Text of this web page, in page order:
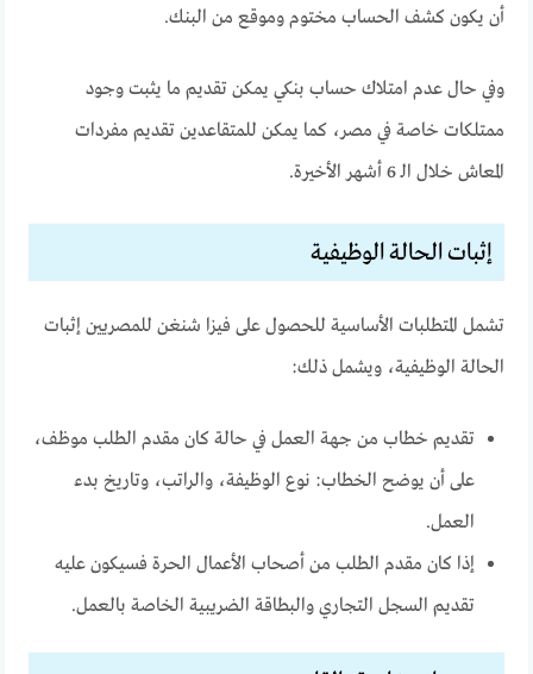
أن يكون كشف الحساب مختوم وموقع من البنك.
وفي حال عدم امتلاك حساب بنكي يمكن تقديم ما يثبت وجود
ممتلكات خاصة في مصر، كما يمكن للمتقاعدين تقديم مفردات
المعاش خلال الـ 6 أشهر الأخيرة.
إثبات الحالة الوظيفية
تشمل المتطلبات الأساسية للحصول على فيزا شنغن للمصريين إثبات
الحالة الوظيفية، ويشمل ذلك:
تقديم خطاب من جهة العمل في حالة كان مقدم الطلب موظف،
على أن يوضح الخطاب: نوع الوظيفة، والراتب، وتاريخ بدء
العمل.
إذا كان مقدم الطلب من أصحاب الأعمال الحرة فسيكون عليه
تقديم السجل التجاري والبطاقة الضريبية الخاصة بالعمل.